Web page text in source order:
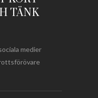
TÄNK
medier